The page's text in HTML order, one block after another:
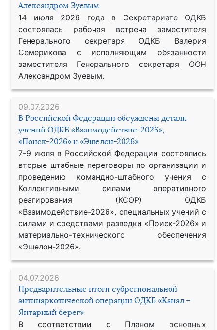
Александром Зуевым
14 июля 2026 года в Секретариате ОДКБ
состоялась рабочая встреча заместителя
Генерального секретаря ОДКБ Валерия
Семерикова с исполняющим обязанности
заместителя Генерального секретаря ООН
Александром Зуевым.
09.07.2026
В Российской Федерации обсуждены детали
учений ОДКБ «Взаимодействие-2026»,
«Поиск-2026» и «Эшелон-2026»
7-9 июля в Российской Федерации состоялись
вторые штабные переговоры по организации и
проведению командно-штабного учения с
Коллективными силами оперативного
реагирования (КСОР) ОДКБ
«Взаимодействие-2026», специальных учений с
силами и средствами разведки «Поиск-2026» и
материально-технического обеспечения
«Эшелон-2026».
04.07.2026
Предварительные итоги субрегиональной
антинаркотической операции ОДКБ «Канал –
Янтарный берег»
В соответствии с Планом основных